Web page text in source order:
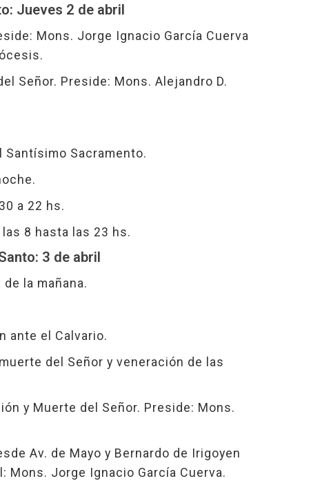
Jueves 2 de abril
Mons. Jorge Ignacio García Cuerva
Señor. Preside: Mons. Alejandro D.
Santísimo Sacramento.
a 22 hs.
8 hasta las 23 hs.
3 de abril
la mañana.
ante el Calvario.
del Señor y veneración de las
y Muerte del Señor. Preside: Mons.
Av. de Mayo y Bernardo de Irigoyen
Mons. Jorge Ignacio García Cuerva.